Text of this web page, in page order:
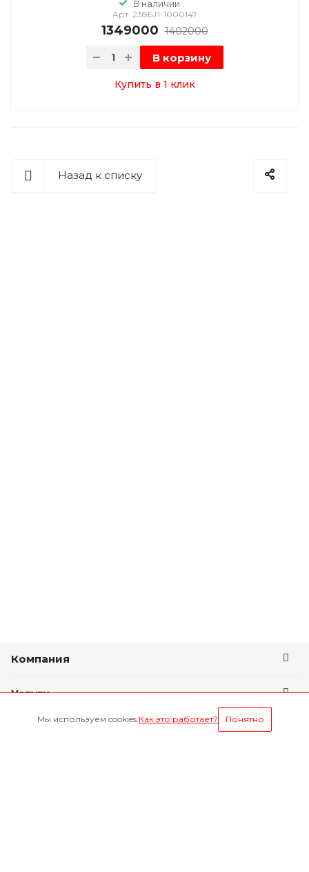
В наличии
Арт. 238БЛ-1000147
1349000 1402000
В корзину
Купить в 1 клик
Назад к списку
Компания
Услуги
Условия оплаты
Мы используем cookies.Как это работает? Понятно